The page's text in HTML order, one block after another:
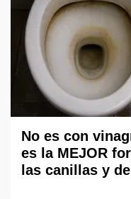
No es con
es la MEJOR
las canillas y